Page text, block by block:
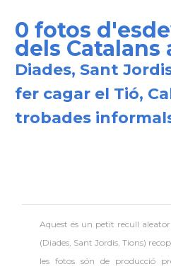
0 fotos
dels Catalans
Diades, Sant
fer cagar el Tió,
trobades
Aquest és un petit recull
(Diades, Sant Jordis, Tions)
les fotos són de producció